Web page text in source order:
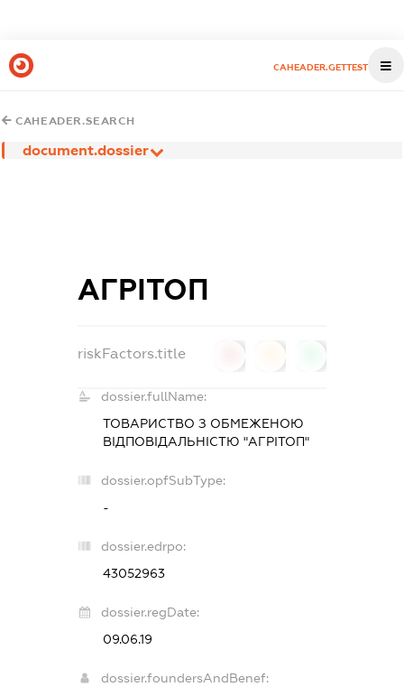
CAHEADER.GETTEST
CAHEADER.SEARCH
document.dossier
АГРІТОП
riskFactors.title
dossier.fullName:
ТОВАРИСТВО З ОБМЕЖЕНОЮ
ВІДПОВІДАЛЬНІСТЮ "АГРІТОП"
dossier.opfSubType:
-
dossier.edrpo:
43052963
dossier.regDate:
09.06.19
dossier.foundersAndBenef: